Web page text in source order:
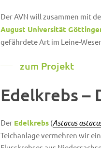
Der AVN will zusammen mit
August Universität
gefährdete Art im Leine-
zum Projekt
Edelkrebs –
Der Edelkrebs(Astacus
Teichanlage vermehren wir